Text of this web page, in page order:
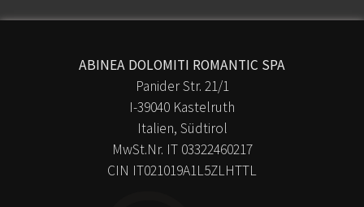
ABINEA DOLOMITI ROMANTIC SPA
Panider Str. 21/1
I-39040 Kastelruth
Italien, Südtirol
MwSt.Nr. IT 03322460217
CIN IT021019A1L5ZLHTTL